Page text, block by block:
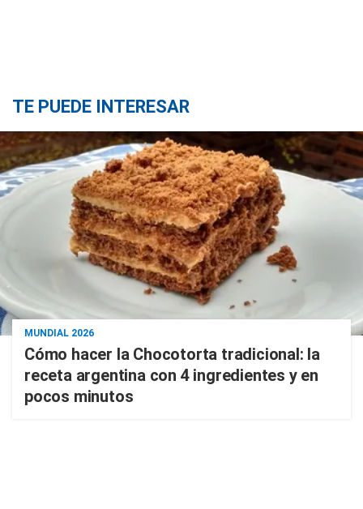
TE PUEDE INTERESAR
MUNDIAL 2026
Cómo hacer la Chocotorta tradicional: la
receta argentina con 4 ingredientes y en
pocos minutos